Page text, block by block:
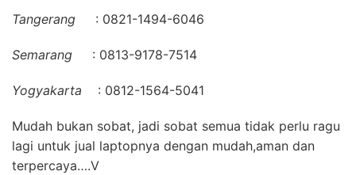
Tangerang : 0821-1494-6046
Semarang : 0813-9178-7514
Yogyakarta : 0812-1564-5041
Mudah bukan sobat, jadi sobat semua tidak perlu ragu
lagi untuk jual laptopnya dengan mudah,aman dan
terpercaya….V